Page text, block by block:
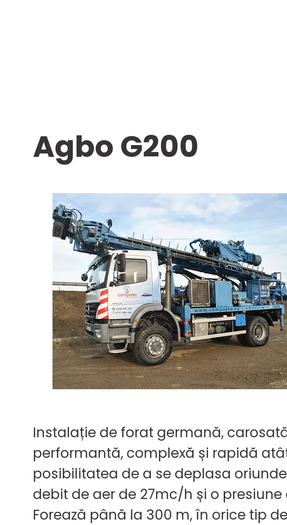
Agbo G200
Instalație de forat germană,
performantă, complexă și rapidă
posibilitatea de a se deplasa
debit de aer de 27mc/h și o
Forează până la 300 m, în orice tip